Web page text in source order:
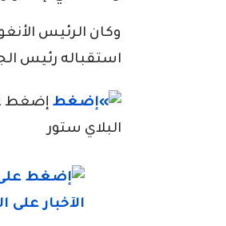
وكان الرئيس
استقباله رئيس
إضغط
البلاي ستور